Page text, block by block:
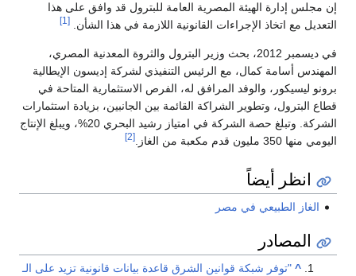
إن مجلس إدارة الهيئة المصرية العامة للبترول قد وافق على هذا
التعديل مع اتخاذ الإجراءات القانونية اللازمة في هذا الشأن. [1]
في ديسمبر 2012، بحث وزير البترول والثروة المعدنية المصري،
المهندس أسامة كمال، مع الرئيس التنفيذي لشركة إديسون الإيطالية
برونو ليسيكور، والوفد المرافق له، الفرص الاستثمارية المتاحة في
قطاع البترول، وتطوير الشراكة القائمة بين الجانبين، بزيادة استثمارات
الشركة. وتبلغ حصة الشركة في امتياز رشيد البحري 20%، ويبلغ الإنتاج
اليومي منها 350 مليون قدم مكعبة من الغاز.
[2]
انظر أيضاً
الغاز الطبيعي في مصر
المصادر
^ "توفر شبكة قوانين الشرق قاعدة بيانات قانونية تزيد على الـ